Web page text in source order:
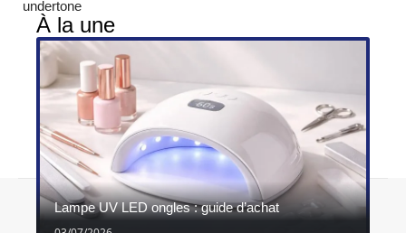
undertone
À la une
Lampe UV LED ongles : guide d’achat
Contact Mentions légales Sitemap